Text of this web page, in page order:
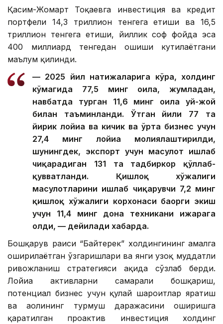
Қасим-Жомарт Тоқаевга инвестиция ва кредит
портфели 14,3 триллион тенгега етиши ва 16,5
триллион тенгега етиши, йиллик соф фойда эса
400 миллиард тенгедан ошиши кутилаётгани
маълум қилинди.
— 2025 йил натижаларига кўра, холдинг
кўмагида 77,5 минг оила, жумладан,
навбатда турган 11,6 минг оила уй-жой
билан таъминланди. Ўтган йили 77 та
йирик лойиҳа ва кичик ва ўрта бизнес учун
27,4 минг лойиҳа молиялаштирилди,
шунингдек, экспорт учун маҳсулот ишлаб
чиқарадиган 131 та тадбиркор қўллаб-
қувватланди. Қишлоқ хўжалиги
маҳсулотларини ишлаб чиқарувчи 7,2 минг
қишлоқ хўжалиги корхонаси баҳорги экиш
учун 11,4 минг дона техникани ижарага
олди, — дейилади хабарда.
Бошқарув раиси “Байтерек” холдингининг амалга
оширилаётган ўзгаришлари ва янги узоқ муддатли
ривожланиш стратегияси ҳақида сўзлаб берди.
Лойиҳа активларни самарали бошқариш,
потенциал бизнес учун қулай шароитлар яратиш
ва аҳолининг турмуш даражасини оширишга
қаратилган проактив инвестиция холдинг